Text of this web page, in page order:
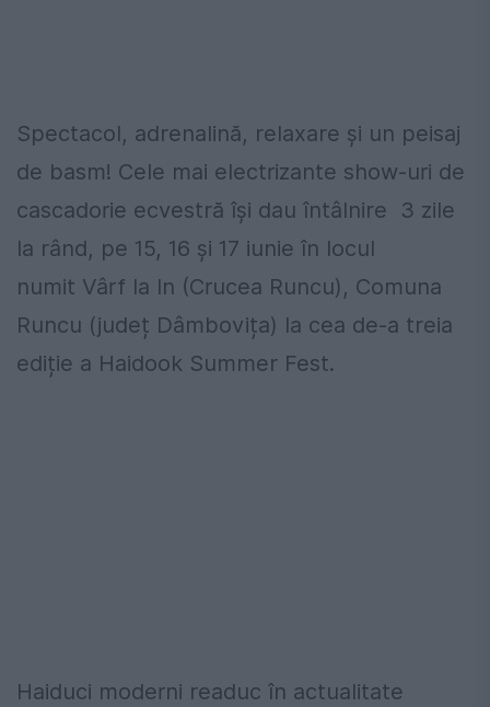
Spectacol, adrenalină, relaxare și un peisaj
de basm! Cele mai electrizante show-uri de
cascadorie ecvestră își dau întâlnire 3 zile
la rând, pe 15, 16 și 17 iunie în locul
numit Vârf la In (Crucea Runcu), Comuna
Runcu (județ Dâmbovița) la cea de-a treia
ediție a Haidook Summer Fest.
Haiduci moderni readuc în actualitate